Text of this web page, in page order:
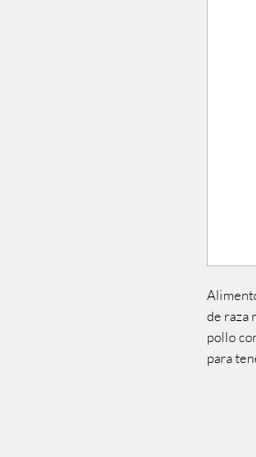
de raza
pollo
para